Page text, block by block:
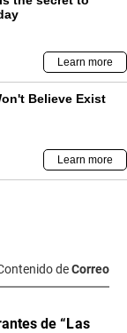
deCorreo
de “Las